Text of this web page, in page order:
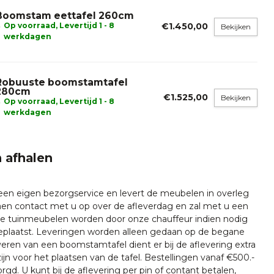
eettafel 260cm
Op voorraad, Levertijd 1 - 8
werkdagen
€1.450,00 Bekijken
boomstamtafel
Op voorraad, Levertijd 1 - 8
werkdagen
€1.525,00 Bekijken
afhalen
eigen bezorgservice en levert de meubelen in overleg
contact met u op over de afleverdag en zal met u een
tuinmeubelen worden door onze chauffeur indien nodig
Leveringen worden alleen gedaan op de begane
van een boomstamtafel dient er bij de aflevering extra
voor het plaatsen van de tafel. Bestellingen vanaf €500.-
U kunt bij de aflevering per pin of contant betalen,